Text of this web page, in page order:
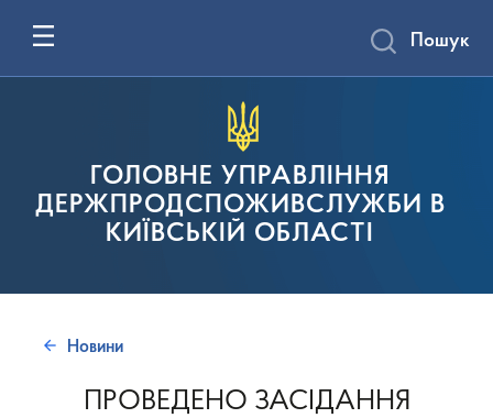
ГОЛОВНЕ УПРАВЛІННЯ
ДЕРЖПРОДСПОЖИВСЛУЖБИ В
КИЇВСЬКІЙ ОБЛАСТІ
Пошук
Новини
ПРОВЕДЕНО ЗАСІДАННЯ